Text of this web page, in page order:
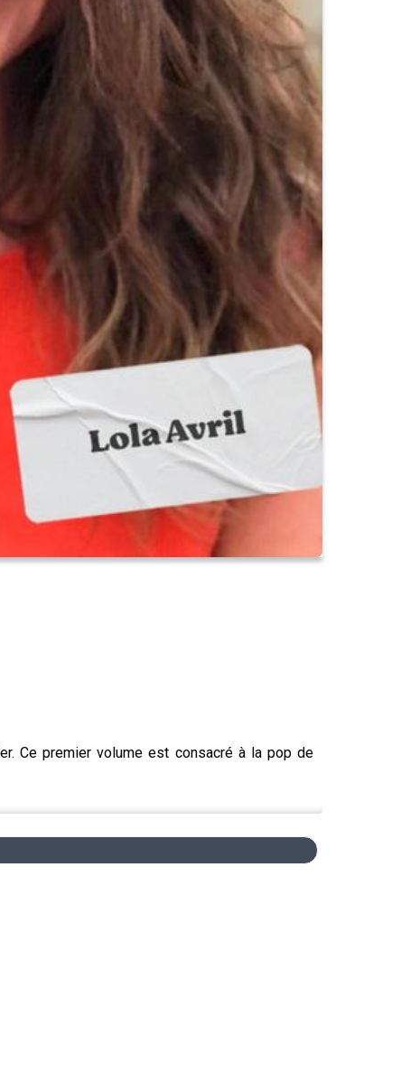
Ce premier volume est consacré à la pop de